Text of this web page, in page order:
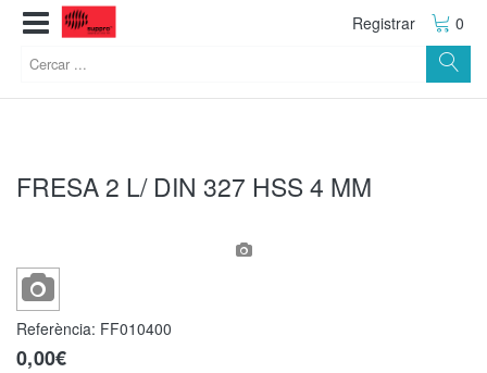
Registrar 0
FRESA 2 L/ DIN 327 HSS 4 MM
Referència: FF010400
0,00€